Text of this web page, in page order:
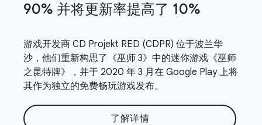
90% 并将更新率提高了 10%
游戏开发商 CD Projekt RED (CDPR) 位于波兰华
沙，他们重新构思了《巫师 3》中的迷你游戏《巫师
之昆特牌》，并于 2020 年 3 月在 Google Play 上将
其作为独立的免费畅玩游戏发布。
了解详情